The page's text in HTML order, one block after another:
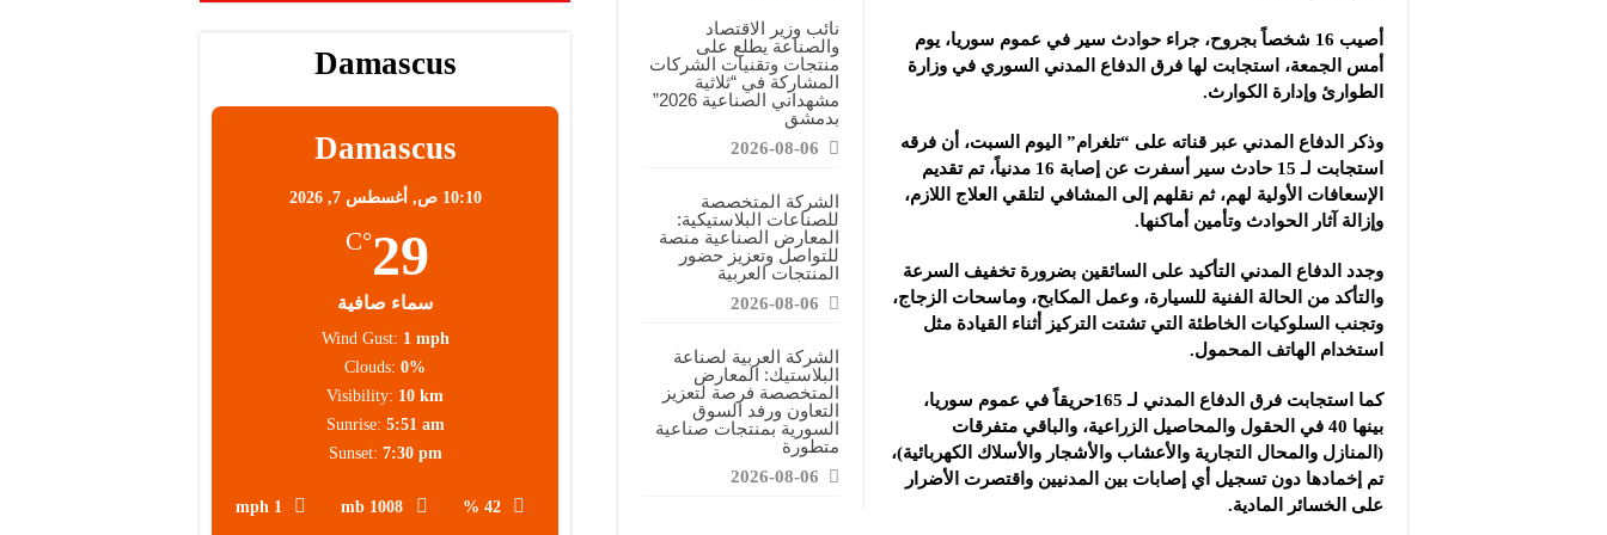
شركة “كاربوباتش”: المعرض منصة لتعزيز الشراكات ودعم الصناعات البلاستيكية السورية
شركة “جالكسي أوتوميشن”: المعارض المتخصصة تساهم في دعم الصناعة السورية وتعزيز حضور المنتجات المحلية
نائب وزير الاقتصاد
والصناعة يطلع على
منتجات وتقنيات الشركات
المشاركة في “ثلاثية
مشهداني الصناعية 2026”
بدمشق
2026-08-06
الشركة المتخصصة
للصناعات البلاستيكية:
المعارض الصناعية منصة
للتواصل وتعزيز حضور
المنتجات العربية
2026-08-06
الشركة العربية لصناعة
البلاستيك: المعارض
المتخصصة فرصة لتعزيز
التعاون ورفد السوق
السورية بمنتجات صناعية
متطورة
2026-08-06
أصيب 16 شخصاً بجروح، جراء حوادث سير في عموم ‏سوريا، يوم
أمس الجمعة، استجابت لها فرق الدفاع المدني ‏السوري ‏في وزارة
الطوارئ وإدارة الكوارث‎.‎
وذكر الدفاع المدني عبر قناته على “تلغرام” اليوم السبت، أن فرقه
‏استجابت لـ 15 حادث سير أسفرت عن إصابة 16 مدنياً، ‏تم ‏تقديم
الإسعافات الأولية لهم، ثم نقلهم إلى المشافي لتلقي العلاج ‏اللازم،
وإزالة آثار الحوادث وتأمين أماكنها‎.‎
وجدد الدفاع المدني التأكيد على السائقين بضرورة تخفيف ‏السرعة
والتأكد من الحالة الفنية للسيارة، وعمل المكابح، ‌‏وماسحات الزجاج،
وتجنب السلوكيات الخاطئة التي تشتت ‏التركيز أثناء القيادة مثل
استخدام الهاتف المحمول‎.‎
كما استجابت فرق الدفاع المدني لـ 165حريقاً في عموم سوريا،
‏بينها 40 في الحقول والمحاصيل الزراعية، والباقي ‏متفرقات
‌‏(المنازل والمحال التجارية والأعشاب والأشجار والأسلاك ‏الكهربائية)،
تم إخمادها دون تسجيل أي إصابات ‏بين ‏المدنيين واقتصرت الأضرار
على الخسائر المادية‎.‎
Damascus
Damascus
10:10 ص, أغسطس 7, 2026
29
°C
سماء صافية
42 %
1008 mb
1 mph
Wind Gust: 1 mph
Clouds: 0%
Visibility: 10 km
Sunrise: 5:51 am
Sunset: 7:30 pm